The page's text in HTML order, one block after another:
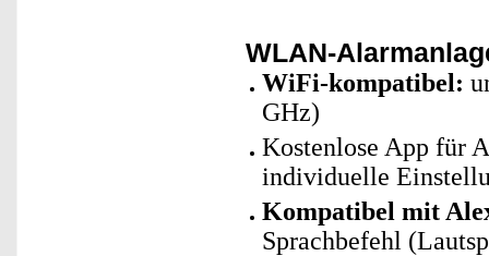
WLAN-
WiFi-kompatibel:
GHz)
Kostenlose App für
individuelle
Kompatibel mit
Sprachbefehl